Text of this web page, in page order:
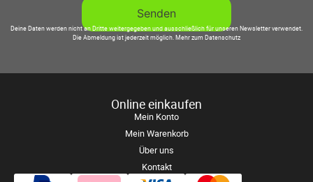
Deine Daten werden nicht an Dritte weitergegeben und ausschließlich für unseren Newsletter verwendet.
Die Abmeldung ist jederzeit möglich.Mehr zum Datenschutz
Online einkaufen
Mein Konto
Mein Warenkorb
Über uns
Kontakt